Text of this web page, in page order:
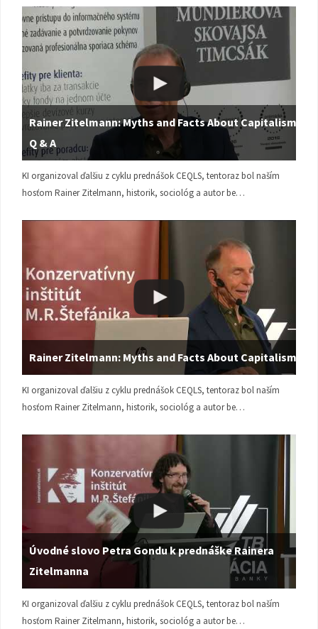
Rainer Zitelmann: Myths and Facts About Capitalism |
Q & A
KI organizoval ďalšiu z cyklu prednášok CEQLS, tentoraz bol naším
hosťom Rainer Zitelmann, historik, sociológ a autor be…
Rainer Zitelmann: Myths and Facts About Capitalism
KI organizoval ďalšiu z cyklu prednášok CEQLS, tentoraz bol naším
hosťom Rainer Zitelmann, historik, sociológ a autor be…
Úvodné slovo Petra Gondu k prednáške Rainera
Zitelmanna
KI organizoval ďalšiu z cyklu prednášok CEQLS, tentoraz bol naším
hosťom Rainer Zitelmann, historik, sociológ a autor be…